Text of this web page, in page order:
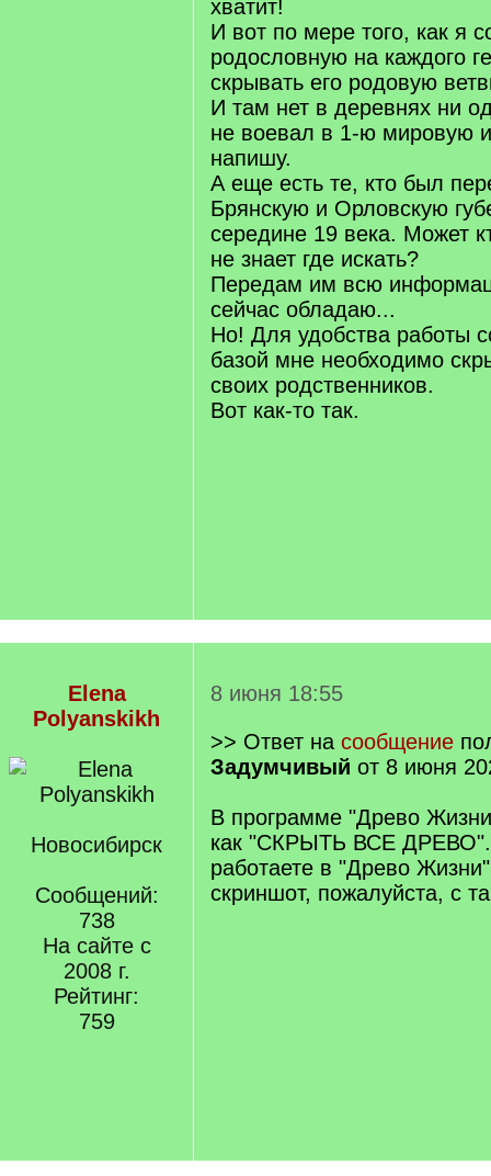
хватит!
И вот по мере того, как я
родословную на каждого
скрывать его родовую
И там нет в деревнях ни
не воевал в 1-ю мировую
напишу.
А еще есть те, кто был
Брянскую и Орловскую
середине 19 века. Может
не знает где искать?
Передам им всю
сейчас обладаю...
Но! Для удобства работы
базой мне необходимо
своих родственников.
Вот как-то так.
Elena
Polyanskikh
Новосибирск
Сообщений:
738
На сайте с
2008 г.
Рейтинг:
759
8 июня 18:55
>> Ответ на сообщение
Задумчивый от 8 июня
В программе "Древо
как "СКРЫТЬ ВСЕ ДРЕВО".
работаете в "Древо
скриншот, пожалуйста, с